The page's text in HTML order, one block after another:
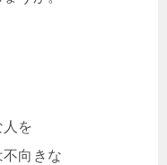
を
向きな